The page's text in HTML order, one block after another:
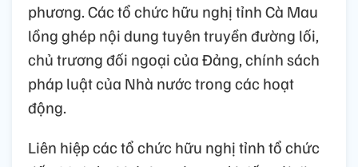
phương. Các tổ chức hữu nghị tỉnh Cà Mau
lồng ghép nội dung tuyên truyền đường lối,
chủ trương đối ngoại của Đảng, chính sách
pháp luật của Nhà nước trong các hoạt
động.
Liên hiệp các tổ chức hữu nghị tỉnh tổ chức